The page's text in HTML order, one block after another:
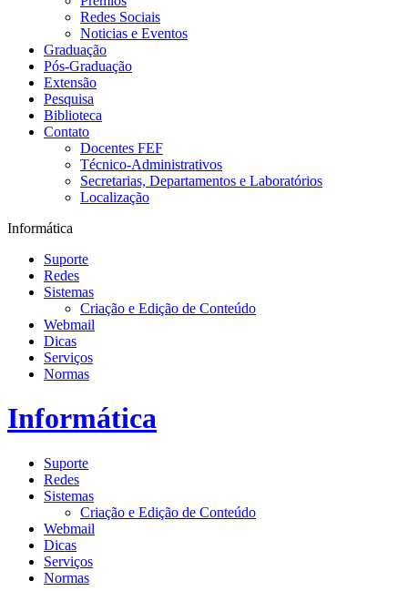
Redes Sociais
Noticias e Eventos
Graduação
Pós-Graduação
Extensão
Pesquisa
Biblioteca
Contato
Docentes FEF
Técnico-Administrativos
Secretarias, Departamentos e Laboratórios
Localização
Informática
Suporte
Redes
Sistemas
Criação e Edição de Conteúdo
Webmail
Dicas
Serviços
Normas
Informática
Suporte
Redes
Sistemas
Criação e Edição de Conteúdo
Webmail
Dicas
Serviços
Normas